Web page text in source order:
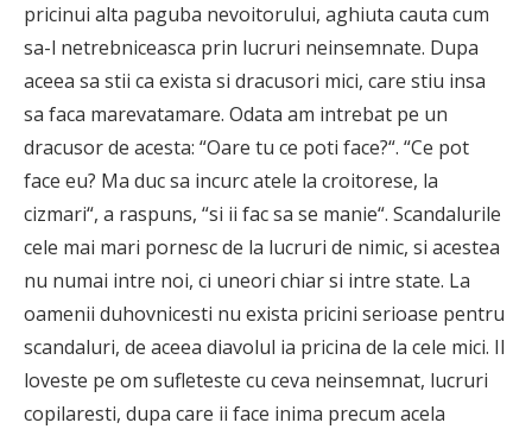
pricinui alta paguba nevoitorului, aghiuta cauta cum
sa-l netrebniceasca prin lucruri neinsemnate. Dupa
aceea sa stii ca exista si dracusori mici, care stiu insa
sa faca marevatamare. Odata am intrebat pe un
dracusor de acesta: “Oare tu ce poti face?“. “Ce pot
face eu? Ma duc sa incurc atele la croitorese, la
cizmari“, a raspuns, “si ii fac sa se manie“. Scandalurile
cele mai mari pornesc de la lucruri de nimic, si acestea
nu numai intre noi, ci uneori chiar si intre state. La
oamenii duhovnicesti nu exista pricini serioase pentru
scandaluri, de aceea diavolul ia pricina de la cele mici. Il
loveste pe om sufleteste cu ceva neinsemnat, lucruri
copilaresti, dupa care ii face inima precum acela